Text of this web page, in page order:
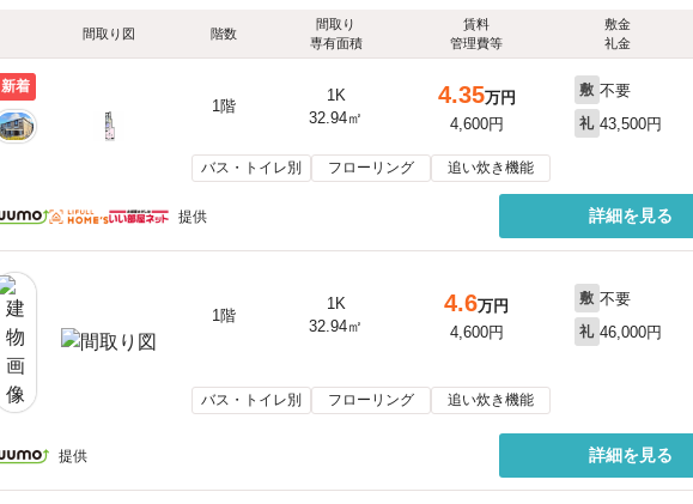
間取り図 階数
間取り
専有面積
賃料
管理費等
敷金
礼金
新着
1階
1K
32.94㎡
4.35万円
4,600円
敷 不要
礼 43,500円
バス・トイレ別 フローリング 追い炊き機能
提供 詳細を見る
1階
1K
32.94㎡
4.6万円
4,600円
敷 不要
礼 46,000円
バス・トイレ別 フローリング 追い炊き機能
提供 詳細を見る